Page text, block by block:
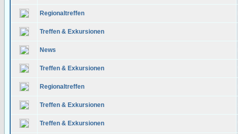
Regionaltreffen
Treffen & Exkursionen
News
Treffen & Exkursionen
Regionaltreffen
Treffen & Exkursionen
Treffen & Exkursionen